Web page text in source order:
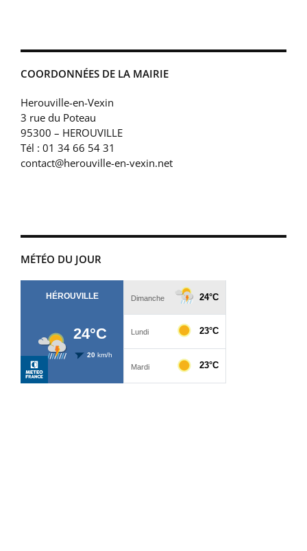
COORDONNÉES DE LA MAIRIE
Herouville-en-Vexin
3 rue du Poteau
95300 – HEROUVILLE
Tél : 01 34 66 54 31
contact@herouville-en-vexin.net
MÉTÉO DU JOUR